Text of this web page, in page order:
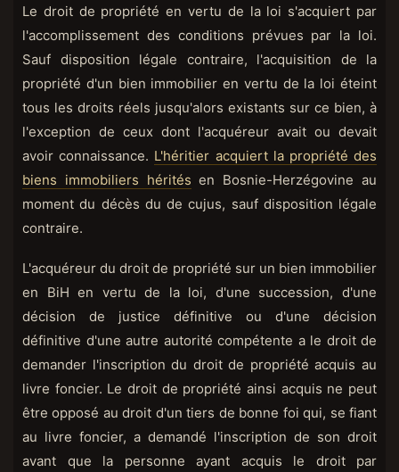
Le droit de propriété en vertu de la loi s'acquiert par
l'accomplissement des conditions prévues par la loi.
Sauf disposition légale contraire, l'acquisition de la
propriété d'un bien immobilier en vertu de la loi éteint
tous les droits réels jusqu'alors existants sur ce bien, à
l'exception de ceux dont l'acquéreur avait ou devait
avoir connaissance. L'héritier acquiert la propriété des
biens immobiliers hérités en Bosnie-Herzégovine au
moment du décès du de cujus, sauf disposition légale
contraire.
L'acquéreur du droit de propriété sur un bien immobilier
en BiH en vertu de la loi, d'une succession, d'une
décision de justice définitive ou d'une décision
définitive d'une autre autorité compétente a le droit de
demander l'inscription du droit de propriété acquis au
livre foncier. Le droit de propriété ainsi acquis ne peut
être opposé au droit d'un tiers de bonne foi qui, se fiant
au livre foncier, a demandé l'inscription de son droit
avant que la personne ayant acquis le droit par